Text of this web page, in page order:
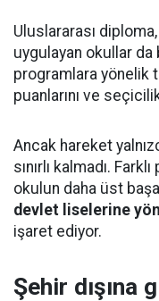
Uluslararası
uygulayan okullar da
programlara yönelik
puanlarını ve
Ancak hareket
sınırlı kalmadı.
okulun daha üst
devlet liselerine
işaret ediyor.
Şehir dışına